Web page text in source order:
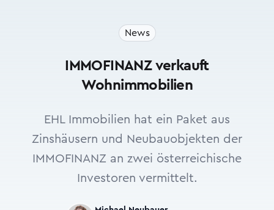
News
IMMOFINANZ verkauft
Wohnimmobilien
EHL Immobilien hat ein Paket aus
Zinshäusern und Neubauobjekten der
IMMOFINANZ an zwei österreichische
Investoren vermittelt.